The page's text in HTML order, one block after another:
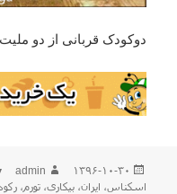
دوکودک قربانی از دو
ارسال
شده
۱۳۹۶-۱۰-۳۰ نویسنده
admin
اسکناس، ایران،بیکاری،تورم،رکود